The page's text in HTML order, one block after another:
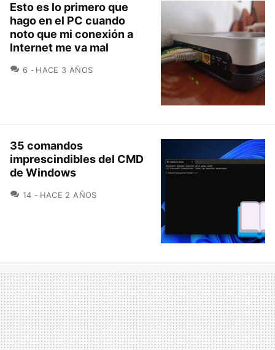
Esto es lo primero que
hago en el PC cuando
noto que mi conexión a
Internet me va mal
6 COMENTARIOS
HACE 3 AÑOS
35 comandos
imprescindibles del CMD
de Windows
14 COMENTARIOS
HACE 2 AÑOS